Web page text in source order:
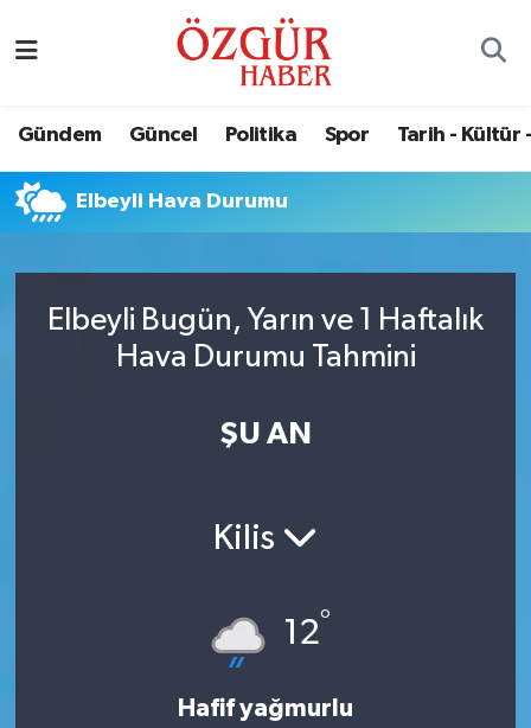
Gündem Güncel Politika Spor Tarih - Kültür
Elbeyli Hava Durumu
Elbeyli Bugün, Yarın ve 1 Haftalık
Hava Durumu Tahmini
ŞU AN
Kilis
12°
Hafif yağmurlu
Eğitim
Ekonomi
Güncel
Tarih - Kültür - Sanat - Turizm
Nöbetçi Eczaneler
Namaz Vakitleri
Trafik Durumu
Süper Lig Puan Durumu ve Fikstür
Son Dakika Haberleri